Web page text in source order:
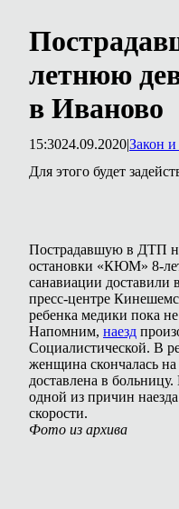
летнюю
в Иваново
15:3024.09.2020|Закон
Для этого будет
Пострадавшую в ДТП
остановки «КЮМ» 8-
санавиации
пресс-центре
ребенка медики пока
Напомним, наезд
Социалистической. В
женщина скончалась на
доставлена в
одной из причин
скорости.
Фото из архива